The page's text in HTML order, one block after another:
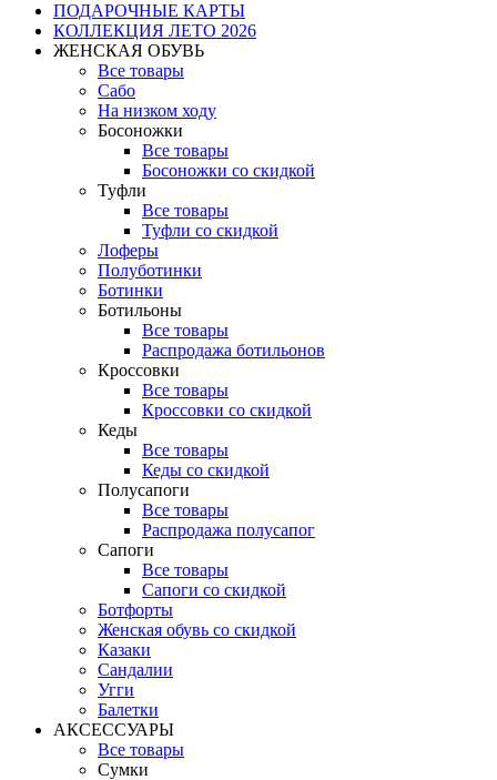
ПОДАРОЧНЫЕ КАРТЫ
КОЛЛЕКЦИЯ ЛЕТО 2026
ЖЕНСКАЯ ОБУВЬ
Все товары
Сабо
На низком ходу
Босоножки
Все товары
Босоножки со скидкой
Туфли
Все товары
Туфли со скидкой
Лоферы
Полуботинки
Ботинки
Ботильоны
Все товары
Распродажа ботильонов
Кроссовки
Все товары
Кроссовки со скидкой
Кеды
Все товары
Кеды со скидкой
Полусапоги
Все товары
Распродажа полусапог
Сапоги
Все товары
Сапоги со скидкой
Ботфорты
Женская обувь со скидкой
Казаки
Сандалии
Угги
Балетки
АКСЕССУАРЫ
Все товары
Сумки